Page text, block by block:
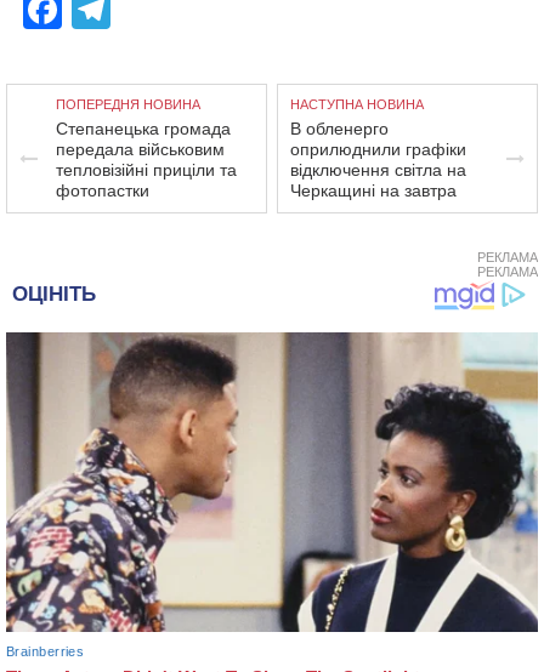
Facebook
ПОПЕРЕДНЯ НОВИНА
Степанецька громада
передала військовим
тепловізійні приціли та
фотопастки
НАСТУПНА НОВИНА
В обленерго
оприлюднили графіки
відключення світла на
Черкащині на завтра
РЕКЛАМА
РЕКЛАМА